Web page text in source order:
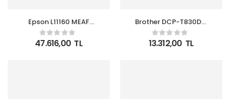
Epson L11160 MEAF
Renkli Mürekkep Tanklı
A3 Yazıcı WI_FI
Ethernet Dubleks
47.616,00 TL
Brother DCP-T830DW
Yazıcı-Tarayıcı-
Fotokopi Wi-Fi Renkli
Mürekkepli Tanklı Yazıcı
13.312,00 TL